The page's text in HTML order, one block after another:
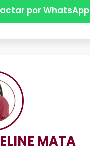
por WhatsApp
MATA